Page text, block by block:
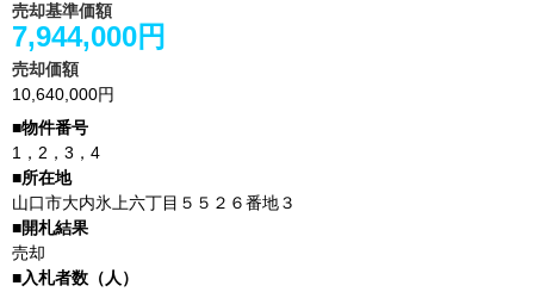
売却基準価額
7,944,000円
売却価額
10,640,000円
1，2，3，4
山口市大内氷上六丁目５５２６番地３
売却